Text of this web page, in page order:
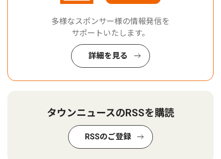
多様なスポンサー様の情報発信を
サポートいたします。
詳細を見る
タウンニュースのRSSを購読
RSSのご登録